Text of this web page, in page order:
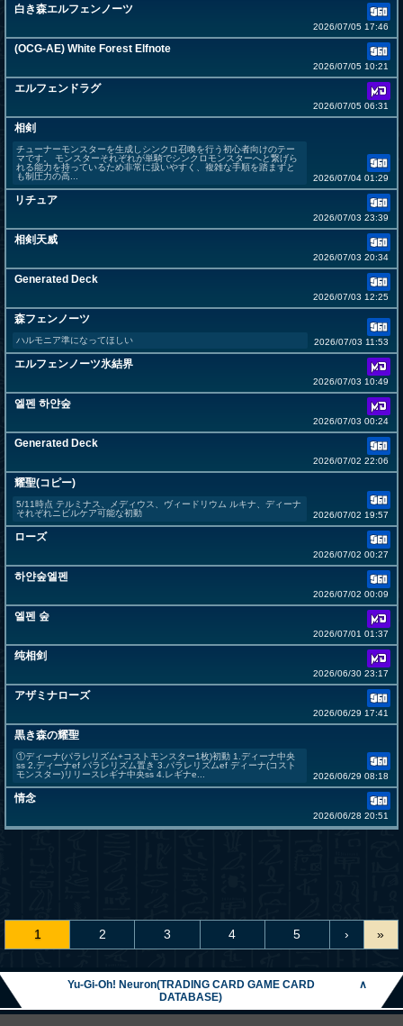
白き森エルフェンノーツ
2026/07/05 17:46
(OCG-AE) White Forest Elfnote
2026/07/05 10:21
エルフェンドラグ
2026/07/05 06:31
相剣
チューナーモンスターを生成しシンクロ召喚を行う初心者向けのテー
マです。 モンスターそれぞれが単騎でシンクロモンスターへと繋げら
れる能力を持っているため非常に扱いやすく、複雑な手順を踏まずと
も制圧力の高...
2026/07/04 01:29
リチュア
2026/07/03 23:39
相剣天威
2026/07/03 20:34
Generated Deck
2026/07/03 12:25
森フェンノーツ
ハルモニア準になってほしい 2026/07/03 11:53
エルフェンノーツ氷結界
2026/07/03 10:49
엘펜 하얀숲
2026/07/03 00:24
Generated Deck
2026/07/02 22:06
耀聖(コピー)
5/11時点 テルミナス、メディウス、ヴィードリウム ルキナ、ディーナ
それぞれニビルケア可能な初動
2026/07/02 19:57
ローズ
2026/07/02 00:27
하얀숲엘펜
2026/07/02 00:09
엘펜 숲
2026/07/01 01:37
纯相剑
2026/06/30 23:17
アザミナローズ
2026/06/29 17:41
黒き森の耀聖
①ディーナ(パラレリズム+コストモンスター1枚)初動 1.ディーナ中央
ss 2.ディーナef パラレリズム置き 3.パラレリズムef ディーナ(コスト
モンスター)リリースレギナ中央ss 4.レギナe...
2026/06/29 08:18
情念
2026/06/28 20:51
1 2 3 4 5 › »
Yu-Gi-Oh! Neuron(TRADING CARD GAME CARD
DATABASE)
∧